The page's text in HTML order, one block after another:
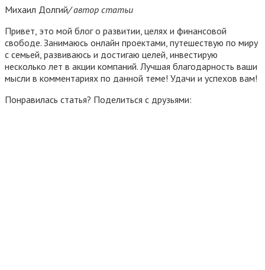
Михаил Долгий/ автор статьи
Привет, это мой блог о развитии, целях и финансовой
свободе. Занимаюсь онлайн проектами, путешествую по миру
с семьей, развиваюсь и достигаю целей, инвестирую
несколько лет в акции компаний. Лучшая благодарность ваши
мысли в комментариях по данной теме! Удачи и успехов вам!
Понравилась статья? Поделиться с друзьями: